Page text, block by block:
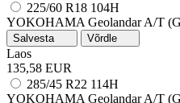
225/60 R18 104H
YOKOHAMA Geolandar A/T
Salvesta Võrdle
Laos
135,58 EUR
285/45 R22 114H
YOKOHAMA Geolandar A/T